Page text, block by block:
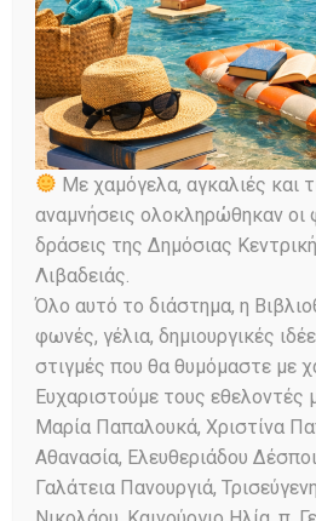
Κατσώνης
(1752-1805)
Posted on08/11/2024
0 Comments Share
Κατσώνης Λάμπρος (1752-
Με χαμόγελα, αγκαλιές και
αναμνήσεις ολοκληρώθηκαν οι
δράσεις της Δημόσιας
Λιβαδειάς.
Όλο αυτό το διάστημα, η
φωνές, γέλια, δημιουργικές
στιγμές που θα θυμόμαστε με
Ευχαριστούμε τους
Μαρία Παπαλουκά, Χριστίνα
Αθανασία, Ελευθεριάδου
Γαλάτεια Πανουργιά,